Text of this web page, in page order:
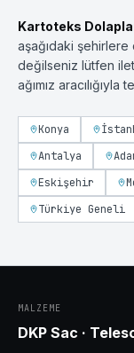
Kartoteks
aşağıdaki
değilseniz lütfen
ağımız aracılığıyla
Konya
Antalya
Eskişehir
Türkiye Geneli
MALZEME
DKP Sac ·